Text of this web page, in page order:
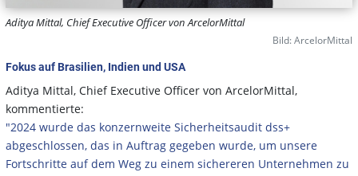
Aditya Mittal, Chief Executive Officer von ArcelorMittal
Bild: ArcelorMittal
Fokus auf Brasilien, Indien und USA
Aditya Mittal, Chief Executive Officer von ArcelorMittal,
kommentierte:
"2024 wurde das konzernweite Sicherheitsaudit dss+
abgeschlossen, das in Auftrag gegeben wurde, um unsere
Fortschritte auf dem Weg zu einem sichereren Unternehmen zu